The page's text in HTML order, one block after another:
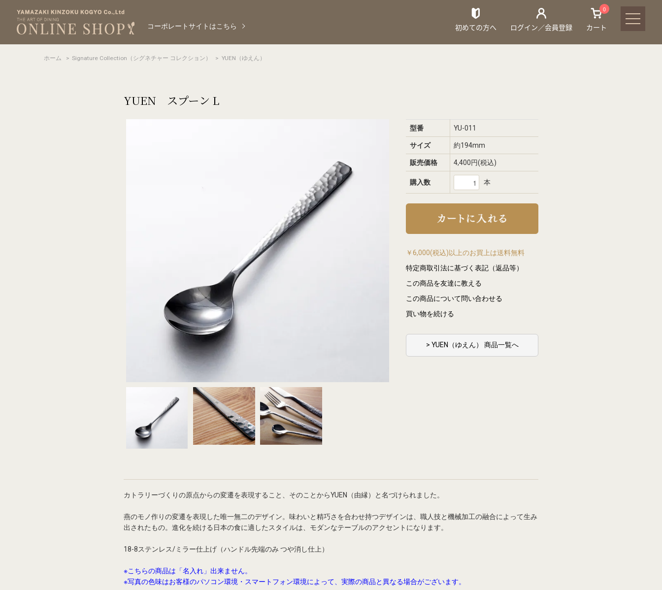
コーポレートサイトはこちら 初めての方へ ログイン／会員登録
0
カート
ホーム > Signature Collection（シグネチャー コレクション） > YUEN（ゆえん）
YUEN スプーン L
型番 YU-011
サイズ 約194mm
販売価格 4,400円(税込)
購入数 本
￥6,000(税込)以上のお買上は送料無料
特定商取引法に基づく表記（返品等）
この商品を友達に教える
この商品について問い合わせる
買い物を続ける
> YUEN（ゆえん） 商品一覧へ
カトラリーづくりの原点からの変遷を表現すること、そのことからYUEN（由縁）と名づけられました。
燕のモノ作りの変遷を表現した唯一無二のデザイン。味わいと精巧さを合わせ持つデザインは、職人技と機械加工の融合によって生み
出されたもの。進化を続ける日本の食に適したスタイルは、モダンなテーブルのアクセントになります。
18-8ステンレス/ミラー仕上げ（ハンドル先端のみ つや消し仕上）
※こちらの商品は「名入れ」出来ません。
※写真の色味はお客様のパソコン環境・スマートフォン環境によって、実際の商品と異なる場合がございます。